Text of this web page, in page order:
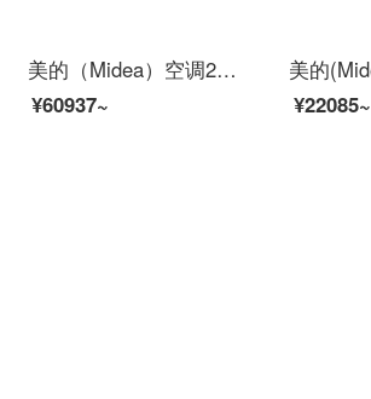
美的（Midea）空调2匹 舒适星一级能效 无风感全直流变频冷暖 智能圆柱空调柜机 空调立式 摩卡金 KFR-51LW/BP3DN8Y-YB305(1）
¥60937~
¥22085~